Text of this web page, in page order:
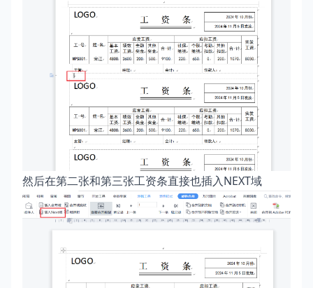
然后在第二张和第三张工资条直接也插入NEXT域